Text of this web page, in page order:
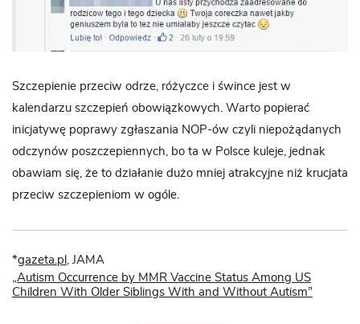
Szczepienie przeciw odrze, różyczce i śwince jest w
kalendarzu szczepień obowiązkowych. Warto popierać
inicjatywę poprawy zgłaszania NOP-ów czyli niepożądanych
odczynów poszczepiennych, bo ta w Polsce kuleje, jednak
obawiam się, że to działanie dużo mniej atrakcyjne niż krucjata
przeciw szczepieniom w ogóle.
*gazeta.pl
, JAMA
Autism Occurrence by MMR Vaccine Status Among US
Children With Older Siblings With and Without Autism”